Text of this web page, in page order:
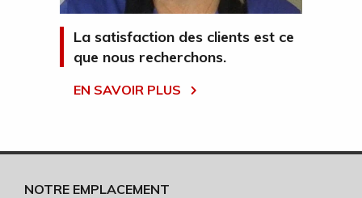
La satisfaction des clients est ce
que nous recherchons.
EN SAVOIR PLUS
NOTRE EMPLACEMENT